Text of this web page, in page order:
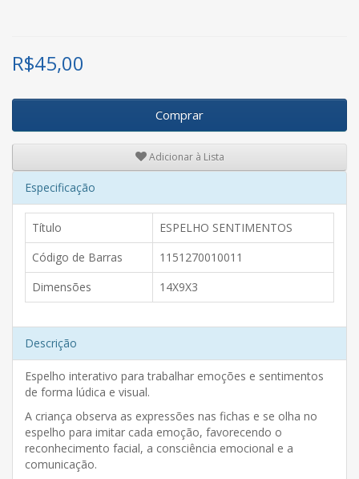
R$45,00
Comprar
Adicionar à Lista
Especificação
Título
ESPELHO SENTIMENTOS
Código de Barras
1151270010011
Dimensões
14X9X3
Descrição
Espelho interativo para trabalhar emoções e sentimentos
de forma lúdica e visual.
A criança observa as expressões nas fichas e se olha no
espelho para imitar cada emoção, favorecendo o
reconhecimento facial, a consciência emocional e a
comunicação.